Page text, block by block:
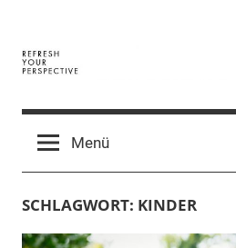
springen
Terminal
Y
Digital
BusinessMenü
SCHLAGWORT: KINDER